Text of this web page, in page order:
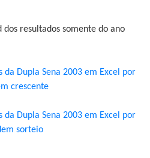
resultados somente do ano
da Dupla Sena 2003 em Excel por
crescente
da Dupla Sena 2003 em Excel por
sorteio